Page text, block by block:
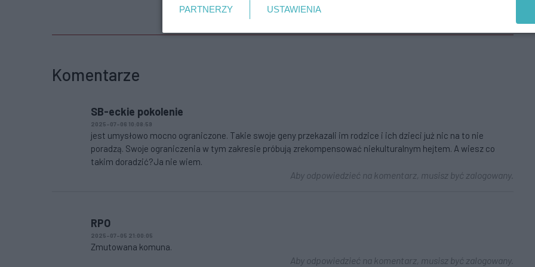
Komentarze
SB-eckie pokolenie
2025-07-06 10:08:59
jest umysłowo mocno ograniczone. Takie swoje geny przekazali im rodzice i ich dzieci już nic na to nie
poradzą. Swoje ograniczenia w tym zakresie próbują zrekompensować niekulturalnym hejtem. A wiesz co
takim doradzić?Ja nie wiem.
Aby odpowiedzieć na komentarz, musisz być zalogowany.
RPO
2025-07-05 21:00:05
Zmutowana komuna.
Aby odpowiedzieć na komentarz, musisz być zalogowany.
PARTNERZY USTAWIENIA